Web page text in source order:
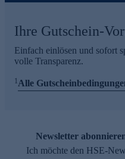
Ihre Gutschein-
Einfach einlösen und sofort
volle Transparenz.
1Alle
Newsletter
Ich möchte den HSE-